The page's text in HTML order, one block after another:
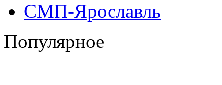
СМП-Ярославль
Популярное